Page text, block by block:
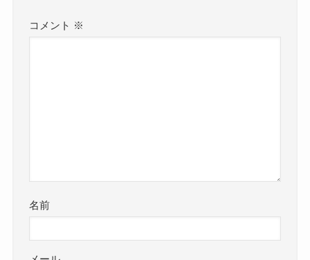
コメント ※
名前